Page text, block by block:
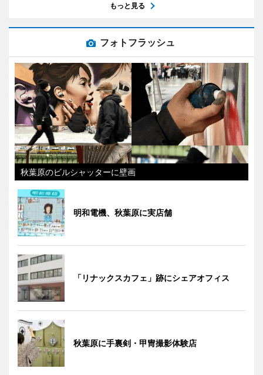
もっと見る
フォトフラッシュ
秋葉原のビルシャッターに壁画
明和電機、秋葉原に実店舗
「リナックスカフェ」跡にシェアオフィス
秋葉原に手裏剣・甲冑撮影体験店